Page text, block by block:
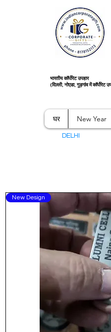
भारतीय कॉर्पोरेट उपहार
(दिल्ली, नोएडा, गुड़गांव में कॉर्पोरेट
घर New Year
DELHI
New Design